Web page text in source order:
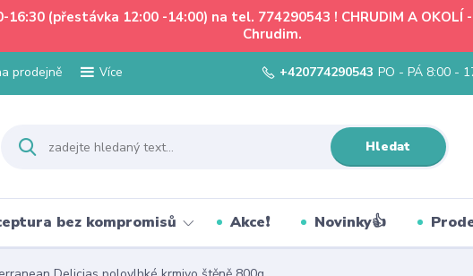
(přestávka 12:00 -14:00) na tel. 774290543 ! CHRUDIM A
Chrudim.
prodejně Více
Hledat
+420774290543 PO - PÁ 8:00 -
bez kompromisů Akce❗ Novinky👍